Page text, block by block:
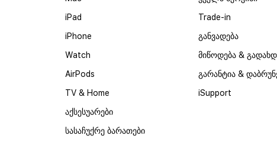
iPad
iPhone
Watch
AirPods
TV & Home
აქსესუარები
სასაჩუქრე ბარათები
Trade-in
განვადება
მიწოდება &
გარანტია &
iSupport